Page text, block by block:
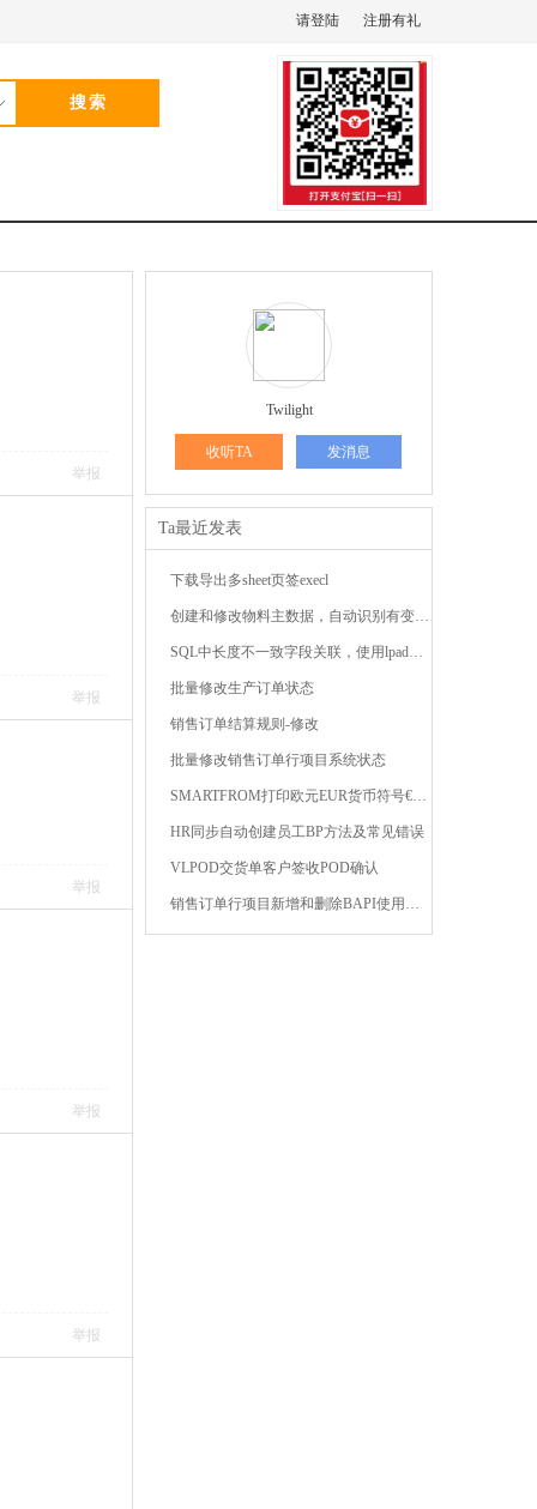
请登陆 注册有礼
举报
举报
举报
举报
举报
Twilight
收听TA 发消息
Ta最近发表
下载导出多sheet页签execl
创建和修改物料主数据，自动识别有变动的字段 ...
SQL中长度不一致字段关联，使用lpad或rpad函数补齐前 ...
批量修改生产订单状态
销售订单结算规则-修改
批量修改销售订单行项目系统状态
SMARTFROM打印欧元EUR货币符号€，出现#解决方法 ...
HR同步自动创建员工BP方法及常见错误
VLPOD交货单客户签收POD确认
销售订单行项目新增和删除BAPI使用技巧 ...